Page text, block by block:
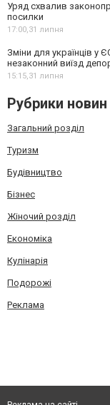
Уряд схвалив
посилки
17:00,31 липня
Зміни для українців у
незаконний виїзд
15:15,31 липня
Рубрики новин
Загальний розділ
Туризм
Будівництво
Бізнес
Жіночий розділ
Економіка
Кулінарія
Подорожі
Реклама